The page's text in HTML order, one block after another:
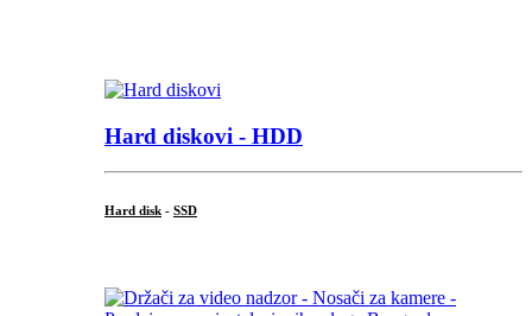
Hard diskovi - HDD
Hard disk - SSD